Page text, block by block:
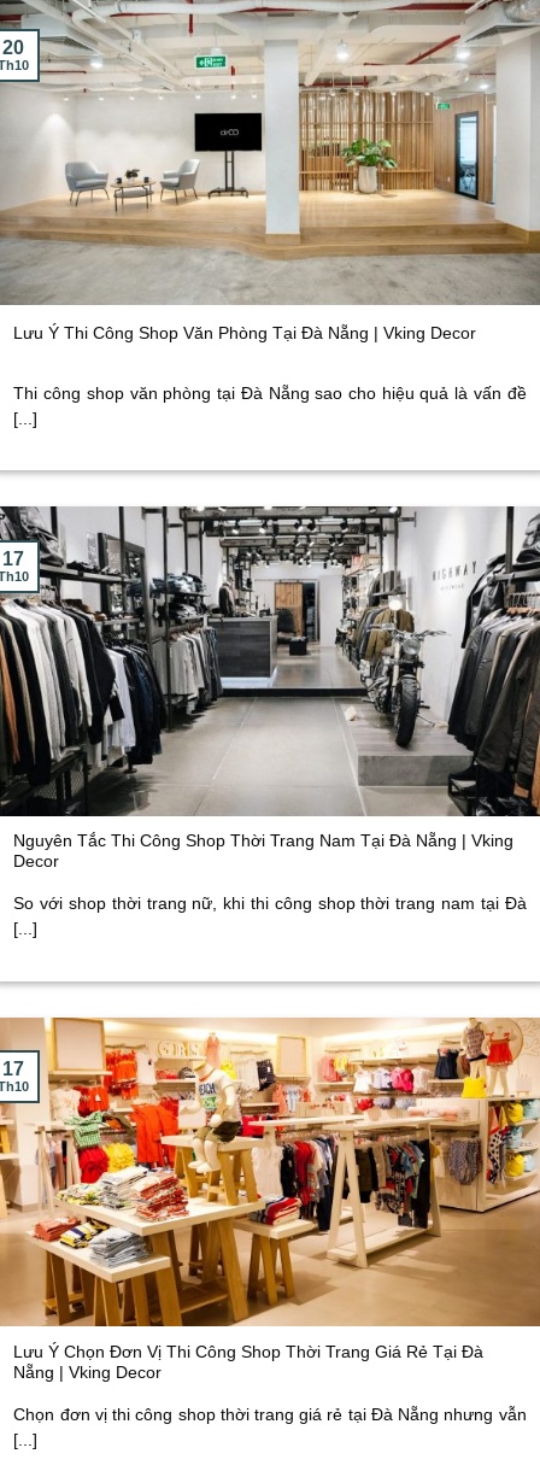
Lưu Ý Thi Công Shop Văn Phòng Tại Đà Nẵng | Vking Decor
Thi công shop văn phòng tại Đà Nẵng sao cho hiệu quả là vấn đề
[...]
20
Nguyên Tắc Thi Công Shop Thời Trang Nam Tại Đà Nẵng | Vking
Decor
So với shop thời trang nữ, khi thi công shop thời trang nam tại Đà
[...]
17
Lưu Ý Chọn Đơn Vị Thi Công Shop Thời Trang Giá Rẻ Tại Đà
Nẵng | Vking Decor
Chọn đơn vị thi công shop thời trang giá rẻ tại Đà Nẵng nhưng vẫn
[...]
17